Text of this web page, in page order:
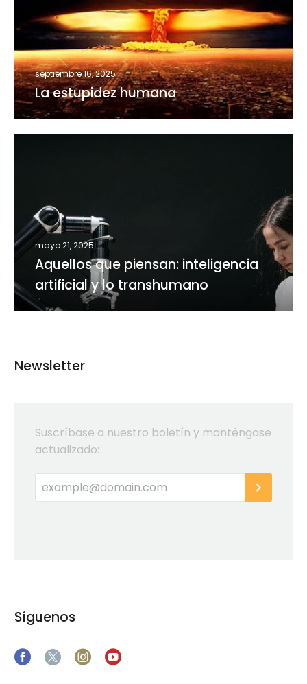
septiembre 16, 2025
La estupidez humana
artificial
lo
transhumano
mayo 21, 2025
Aquellos que piensan: inteligencia
artificial y lo transhumano
Newsletter
Suscríbase a nuestro boletín y manténgase
actualizado:
Síguenos